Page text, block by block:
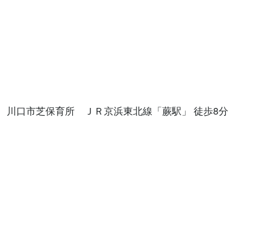
川口市芝保育所　ＪＲ京浜東北線「蕨駅」 徒歩8分